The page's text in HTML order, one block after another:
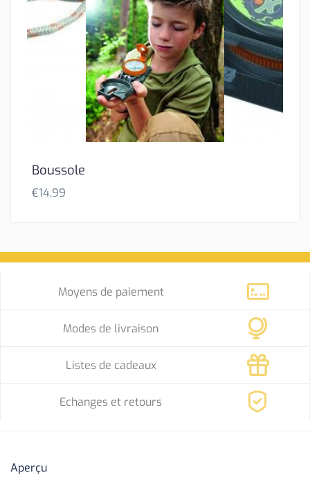
Boussole
€14,99
Moyens de paiement
Modes de livraison
Listes de cadeaux
Echanges et retours
Aperçu